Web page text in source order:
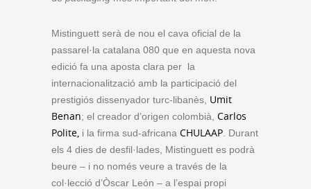
Mistinguett serà de nou el cava oficial de la
passarel·la catalana 080 que en aquesta nova
edició fa una aposta clara per la
internacionalització amb la participació del
prestigiós dissenyador turc-libanès, Umit
Benan; el creador d’origen colombià, Carlos
Polite, i la firma sud-africana CHULAAP . Durant
els 4 dies de desfil·lades, Mistinguett es podrà
beure – i no només veure a través de la
col·lecció d’Òscar León – a l’espai propi